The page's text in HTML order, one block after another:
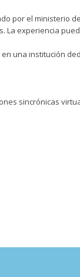
por el ministerio
experiencia
una institución
sincrónicas